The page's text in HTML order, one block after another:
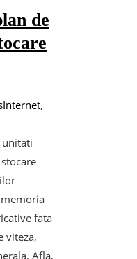
de
Internet,
unitati
fata
viteza,
Afla,